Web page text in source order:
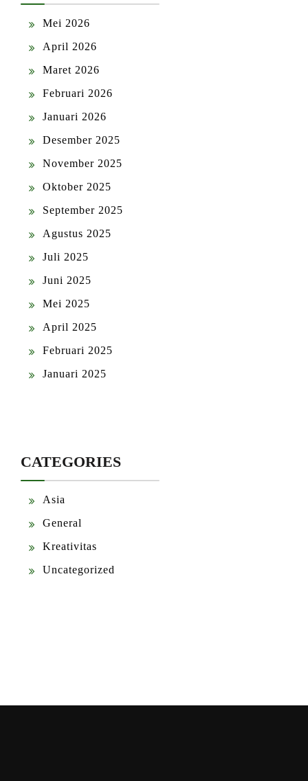
Mei 2026
April 2026
Maret 2026
Februari 2026
Januari 2026
Desember 2025
November 2025
Oktober 2025
September 2025
Agustus 2025
Juli 2025
Juni 2025
Mei 2025
April 2025
Februari 2025
Januari 2025
CATEGORIES
Asia
General
Kreativitas
Uncategorized